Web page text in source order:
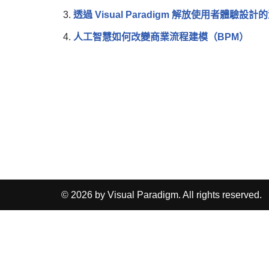
透過 Visual Paradigm 解放使用者體驗設計
人工智慧如何改變商業流程建模（BPM）
© 2026 by Visual Paradigm. All rights reserved.